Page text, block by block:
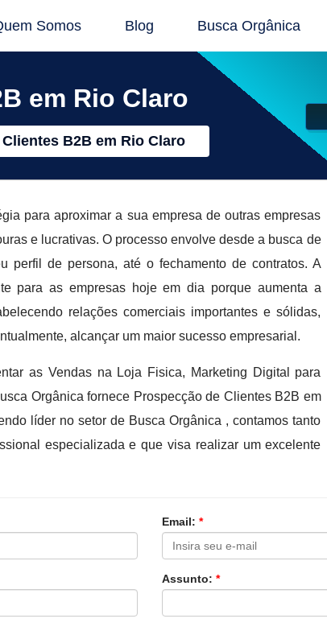
Somos Blog Busca Orgânica
em Rio Claro
B2B em Rio Claro
para aproximar a sua empresa de outras empresas
e lucrativas. O processo envolve desde a busca de
perfil de persona, até o fechamento de contratos. A
para as empresas hoje em dia porque aumenta a
relações comerciais importantes e sólidas,
alcançar um maior sucesso empresarial.
as Vendas na Loja Fisica, Marketing Digital para
Orgânica fornece Prospecção de Clientes B2B em
líder no setor de Busca Orgânica , contamos tanto
especializada e que visa realizar um excelente
Email: *
Assunto: *